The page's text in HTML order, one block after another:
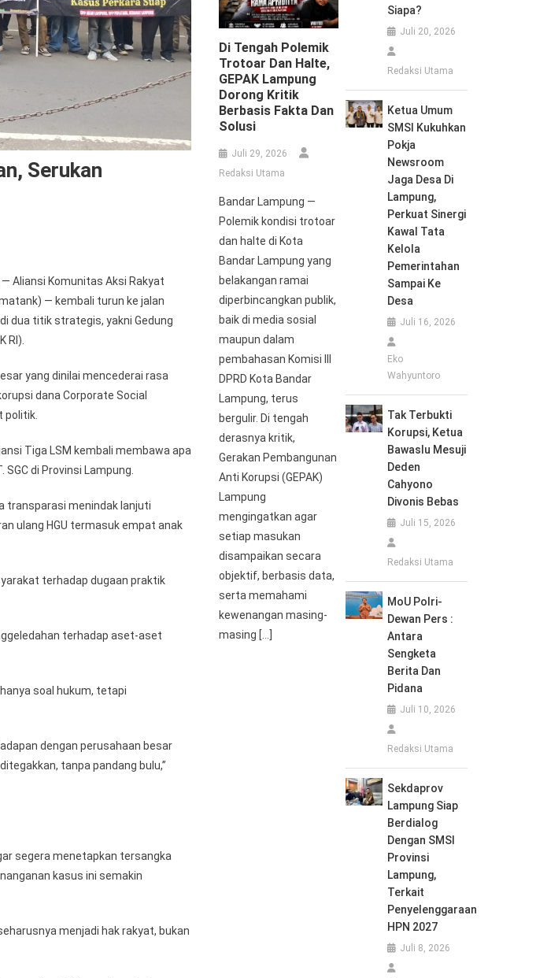
Serukan
Aliansi Komunitas Aksi Rakyat
— kembali turun ke jalan
dua titik strategis, yakni Gedung
RI).
yang dinilai mencederai rasa
dana Corporate Social
politik.
Tiga LSM kembali membawa apa
di Provinsi Lampung.
transparasi menindak lanjuti
ulang HGU termasuk empat anak
terhadap dugaan praktik
terhadap aset-aset
soal hukum, tetapi
dengan perusahaan besar
tanpa pandang bulu,”
segera menetapkan tersangka
kasus ini semakin
menjadi hak rakyat, bukan
Di Tengah Polemik
Trotoar Dan Halte,
GEPAK Lampung
Dorong Kritik
Berbasis Fakta Dan
Solusi
Juli 29, 2026
Redaksi Utama
Bandar Lampung —
Polemik kondisi trotoar
dan halte di Kota
Bandar Lampung yang
belakangan ramai
diperbincangkan publik,
baik di media sosial
maupun dalam
pembahasan Komisi III
DPRD Kota Bandar
Lampung, terus
bergulir. Di tengah
derasnya kritik,
Gerakan Pembangunan
Anti Korupsi (GEPAK)
Lampung
mengingatkan agar
setiap masukan
disampaikan secara
objektif, berbasis data,
serta memahami
kewenangan masing-
masing […]
Siapa?
Juli 20, 2026
Redaksi Utama
Ketua Umum
SMSI Kukuhkan
Pokja
Newsroom
Jaga Desa Di
Lampung,
Perkuat Sinergi
Kawal Tata
Kelola
Pemerintahan
Sampai Ke
Desa
Juli 16, 2026
Eko
Wahyuntoro
Tak Terbukti
Korupsi, Ketua
Bawaslu Mesuji
Deden
Cahyono
Divonis Bebas
Juli 15, 2026
Redaksi Utama
MoU Polri-
Dewan Pers :
Antara
Sengketa
Berita Dan
Pidana
Juli 10, 2026
Redaksi Utama
Sekdaprov
Lampung Siap
Berdialog
Dengan SMSI
Provinsi
Lampung,
Terkait
Penyelenggaraan
HPN 2027
Juli 8, 2026